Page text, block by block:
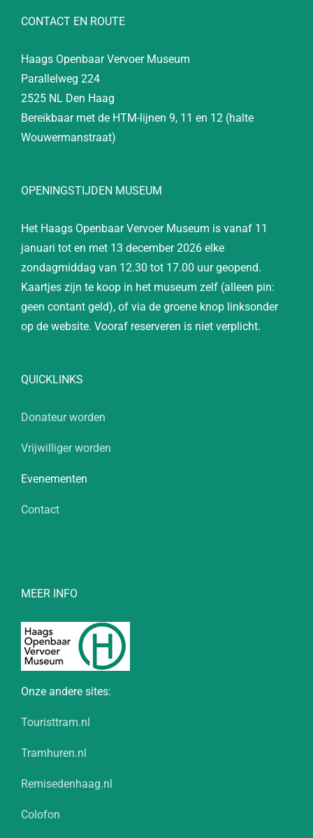
CONTACT EN ROUTE
Haags Openbaar Vervoer Museum
Parallelweg 224
2525 NL Den Haag
Bereikbaar met de HTM-lijnen 9, 11 en 12 (halte
Wouwermanstraat)
OPENINGSTIJDEN MUSEUM
Het Haags Openbaar Vervoer Museum is vanaf 11
januari tot en met 13 december 2026 elke
zondagmiddag van 12.30 tot 17.00 uur geopend.
Kaartjes zijn te koop in het museum zelf (alleen pin:
geen contant geld), of via de groene knop linksonder
op de website. Vooraf reserveren is niet verplicht.
QUICKLINKS
Donateur worden
Vrijwilliger worden
Evenementen
Contact
MEER INFO
Onze andere sites:
Touristtram.nl
Tramhuren.nl
Remisedenhaag.nl
Colofon